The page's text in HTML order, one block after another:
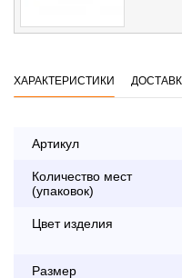
ХАРАКТЕРИСТИКИ
Артикул
Количество мест
(упаковок)
Цвет изделия
Размер
По Москве в пределах
заказа банковской картой